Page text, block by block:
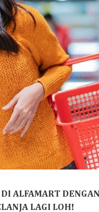
ALFAMART
LAGI LOH!